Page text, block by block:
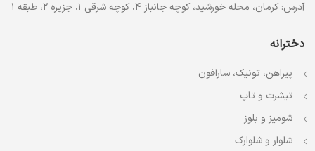
آدرس: کرمان، محله خورشید، کوچه جانباز 4، کوچه شرقی 1، جزیره 2، طبقه 1
دخترانه
پیراهن، تونیک، سارافون
تیشرت و تاپ
شومیز و بلوز
شلوار و شلوارک